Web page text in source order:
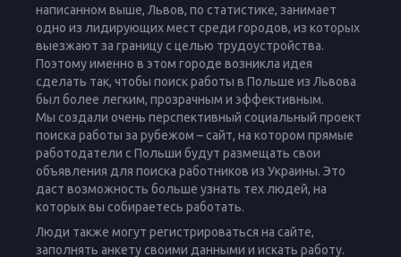
написанном выше, Львов, по статистике, занимает
одно из лидирующих мест среди городов, из которых
выезжают за границу с целью трудоустройства.
Поэтому именно в этом городе возникла идея
сделать так, чтобы поиск работы в Польше из Львова
был более легким, прозрачным и эффективным.
Мы создали очень перспективный социальный проект
поиска работы за рубежом – сайт, на котором прямые
работодатели с Польши будут размещать свои
объявления для поиска работников из Украины. Это
даст возможность больше узнать тех людей, на
которых вы собираетесь работать.
Люди также могут регистрироваться на сайте,
заполнять анкету своими данными и искать работу.